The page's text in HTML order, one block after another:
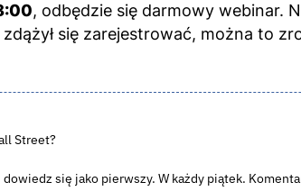
, odbędzie się darmowy webinar.
się zarejestrować, można to
Street?
się jako pierwszy. W każdy piątek.